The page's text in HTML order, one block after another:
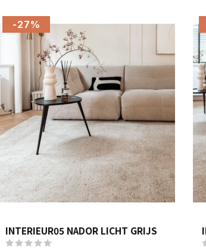
-27%
INTERIEUR05 NADOR LICHT GRIJS